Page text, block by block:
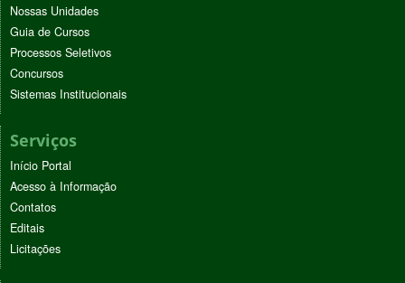
Nossas Unidades
Guia de Cursos
Processos Seletivos
Concursos
Sistemas Institucionais
Serviços
Início Portal
Acesso à Informação
Contatos
Editais
Licitações